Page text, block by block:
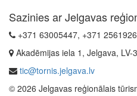
Sazinies ar Jelgavas
+371 63005447, +371
Akadēmijas iela 1, Jelgava, LV-
tic@tornis.jelgava.lv
© 2026 Jelgavas reģionālais